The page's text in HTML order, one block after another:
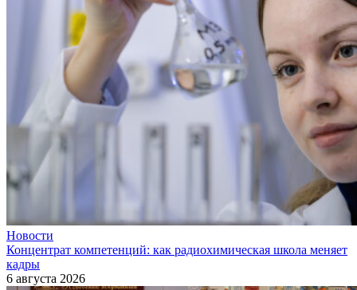
Новости
Концентрат компетенций: как радиохимическая школа меняет
кадры
6 августа 2026